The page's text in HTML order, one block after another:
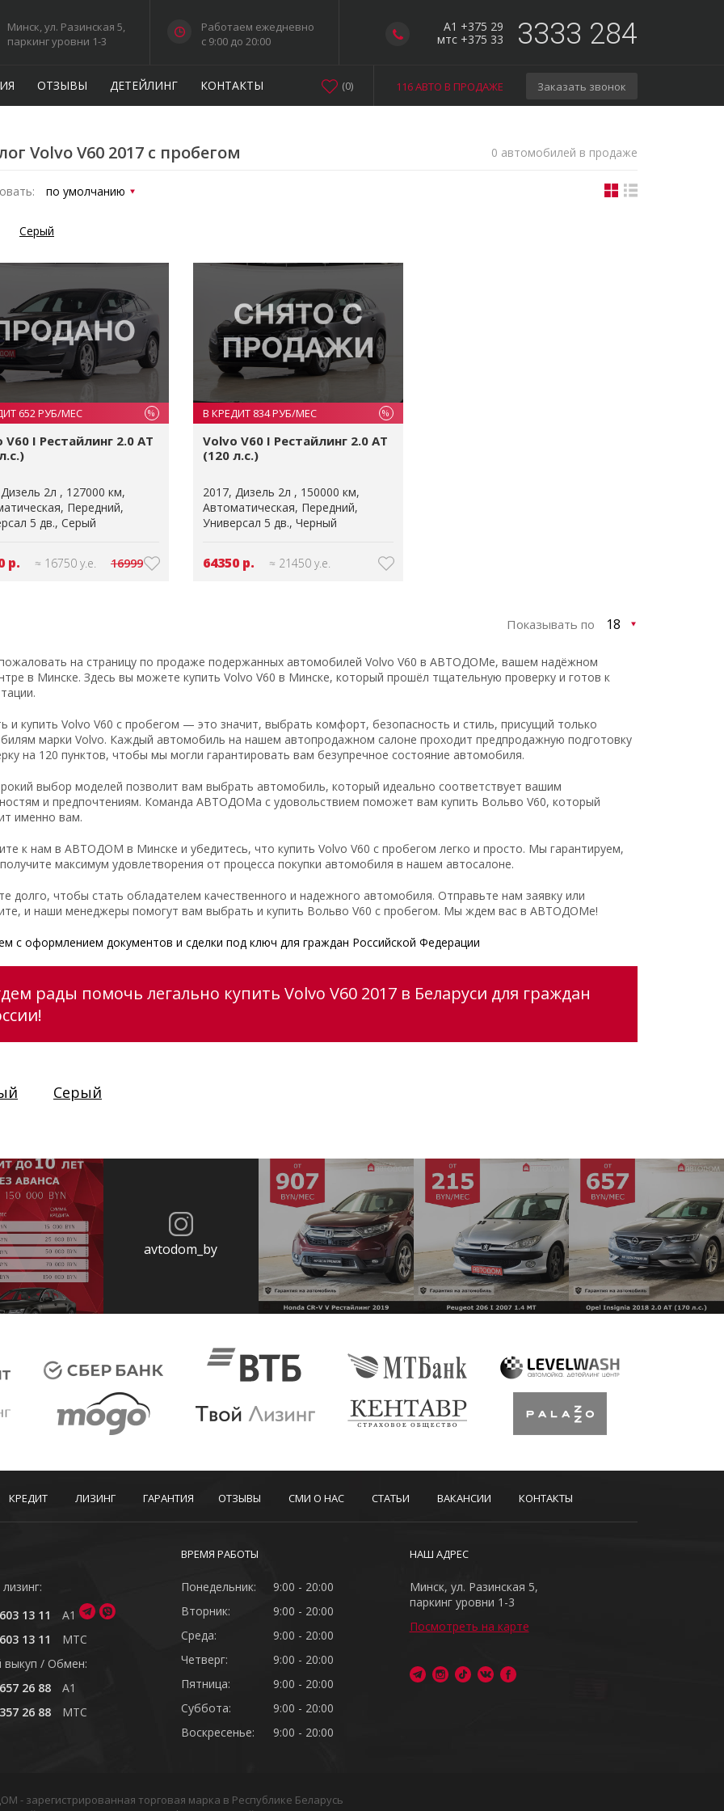
A1 +375 29
мтс +375 33
3333 284
Минск, ул. Разинская 5,
паркинг уровни 1-3
Работаем ежедневно
c 9:00 до 20:00
ОТЗЫВЫ ДЕТЕЙЛИНГ КОНТАКТЫ 116 АВТО В ПРОДАЖЕ Заказать звонок
(0)
Volvo V60 2017 с пробегом 0 автомобилей в продаже
Серый
652 РУБ/МЕС %
V60 I Рестайлинг 2.0 AT
Дизель 2л
127000 км
Передний
5 дв. Серый
р. ≈ 16750 у.е. 16999
В КРЕДИТ 834 РУБ/МЕС %
Volvo V60 I Рестайлинг 2.0 AT
(120 л.с.)
2017 Дизель 2л
150000 км
Автоматическая Передний
Универсал 5 дв. Черный
64350 р. ≈ 21450 у.е.
Показывать по
на страницу по продаже подержанных автомобилей Volvo V60 в АВТОДОМе, вашем надёжном
в Минске. Здесь вы можете купить Volvo V60 в Минске, который прошёл тщательную проверку и готов к
и купить Volvo V60 с пробегом — это значит, выбрать комфорт, безопасность и стиль, присущий только
марки Volvo. Каждый автомобиль на нашем автопродажном салоне проходит предпродажную подготовку
на 120 пунктов, чтобы мы могли гарантировать вам безупречное состояние автомобиля.
выбор моделей позволит вам выбрать автомобиль, который идеально соответствует вашим
и предпочтениям. Команда АВТОДОМа с удовольствием поможет вам купить Вольво V60, который
именно вам.
к нам в АВТОДОМ в Минске и убедитесь, что купить Volvo V60 с пробегом легко и просто. Мы гарантируем,
максимум удовлетворения от процесса покупки автомобиля в нашем автосалоне.
долго, чтобы стать обладателем качественного и надежного автомобиля. Отправьте нам заявку или
и наши менеджеры помогут вам выбрать и купить Вольво V60 с пробегом. Мы ждем вас в АВТОДОМе!
с оформлением документов и сделки под ключ для граждан Российской Федерации
рады помочь легально купить Volvo V60 2017 в Беларуси для граждан
Серый
avtodom_by
КРЕДИТ ЛИЗИНГ ГАРАНТИЯ ОТЗЫВЫ СМИ О НАС СТАТЬИ ВАКАНСИИ КОНТАКТЫ
13 11
A1
13 11
MTC
выкуп / Обмен:
26 88
A1
26 88
MTC
ВРЕМЯ РАБОТЫ
Понедельник:
9:00 - 20:00
Вторник:
9:00 - 20:00
Среда:
9:00 - 20:00
Четверг:
9:00 - 20:00
Пятница:
9:00 - 20:00
Суббота:
9:00 - 20:00
Воскресенье:
9:00 - 20:00
НАШ АДРЕС
Минск, ул. Разинская 5,
паркинг уровни 1-3
Посмотреть на карте
- зарегистрированная торговая марка в Республике Беларусь